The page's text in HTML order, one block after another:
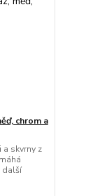
chrom a
skvrny z
další